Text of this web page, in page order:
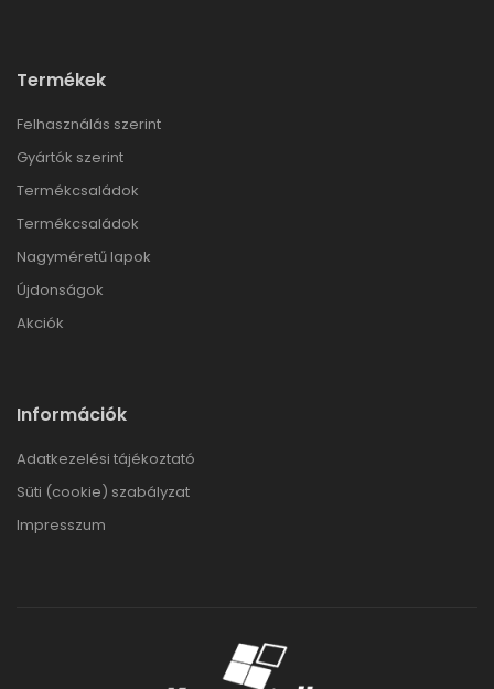
Termékek
Felhasználás szerint
Gyártók szerint
Termékcsaládok
Termékcsaládok
Nagyméretű lapok
Újdonságok
Akciók
Információk
Adatkezelési tájékoztató
Süti (cookie) szabályzat
Impresszum